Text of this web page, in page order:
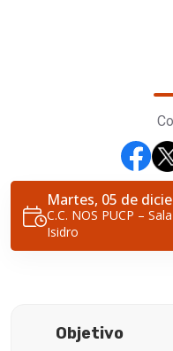
Martes, 05 de
C.C. NOS PUCP –
Isidro
Objetivo